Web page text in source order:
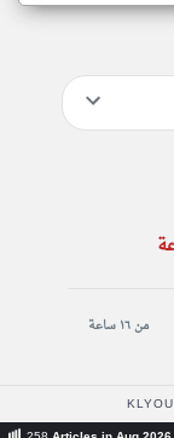
من ١٦ ساعة